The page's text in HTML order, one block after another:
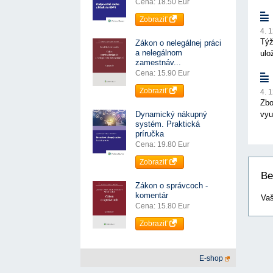
4.
4.
Cena: 18.50 Eur
Zobraziť
Zákon o nelegálnej práci
a nelegálnom
zamestnáv...
Cena: 15.90 Eur
Zobraziť
Dynamický nákupný
systém. Praktická
príručka
Cena: 19.80 Eur
Zobraziť
Zákon o správcoch -
komentár
Cena: 15.80 Eur
Zobraziť
E-shop